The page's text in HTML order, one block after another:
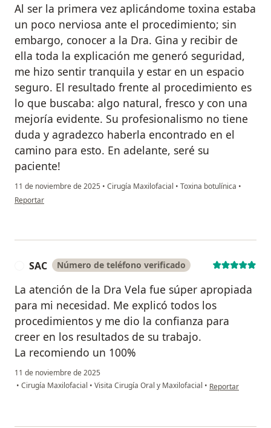
Al ser la primera vez aplicándome toxina estaba
un poco nerviosa ante el procedimiento; sin
embargo, conocer a la Dra. Gina y recibir de
ella toda la explicación me generó seguridad,
me hizo sentir tranquila y estar en un espacio
seguro. El resultado frente al procedimiento es
lo que buscaba: algo natural, fresco y con una
mejoría evidente. Su profesionalismo no tiene
duda y agradezco haberla encontrado en el
camino para esto. En adelante, seré su
paciente!
11 de noviembre de 2025 • Cirugía Maxilofacial • Toxina botulínica •
en opinión del usuario Maria Carolina
Reportar
SAC Número de teléfono verificado
La atención de la Dra Vela fue súper apropiada
para mi necesidad. Me explicó todos los
procedimientos y me dio la confianza para
creer en los resultados de su trabajo.
La recomiendo un 100%
11 de noviembre de 2025
• Cirugía Maxilofacial • Visita Cirugía Oral y Maxilofacial • en opinión del
Reportar